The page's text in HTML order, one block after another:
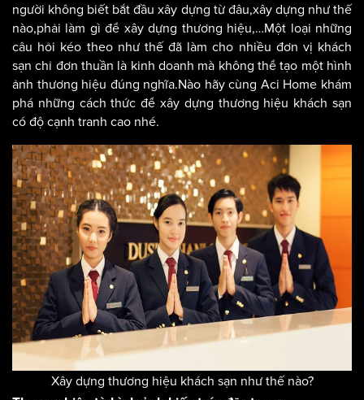
người không biết bắt đầu xây dựng từ đâu,xây dựng như thế
nào,phải làm gì để xây dựng thương hiệu,…Một loại những
câu hỏi kéo theo như thế đã làm cho nhiều đơn vị khách
sạn chỉ đơn thuần là kinh doanh mà không thể tạo một hình
ảnh thương hiệu đúng nghĩa.Nào hãy cùng Aci Home khám
phá những cách thức để xây dựng thương hiệu khách sạn
có độ cạnh tranh cao nhé.
Xây dựng thương hiệu khách sạn như thế nào?